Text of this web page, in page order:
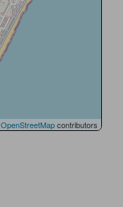
OpenStreetMapcontributors